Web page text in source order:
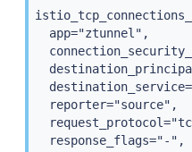
  app="ztunnel",
  reporter="source",
  response_flags="-",